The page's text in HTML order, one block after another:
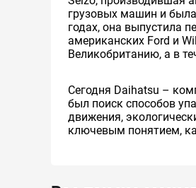
грузовых машин и
годах, она выпустила
американских Ford и
Великобританию, а в
Сегодня Daihatsu –
был поиск способов
движения,
ключевым понятием,